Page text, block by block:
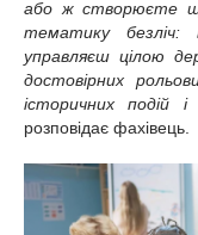
або ж створюєте
тематику безліч:
управляєш цілою
достовірних
історичних подій
розповідає фахівець.